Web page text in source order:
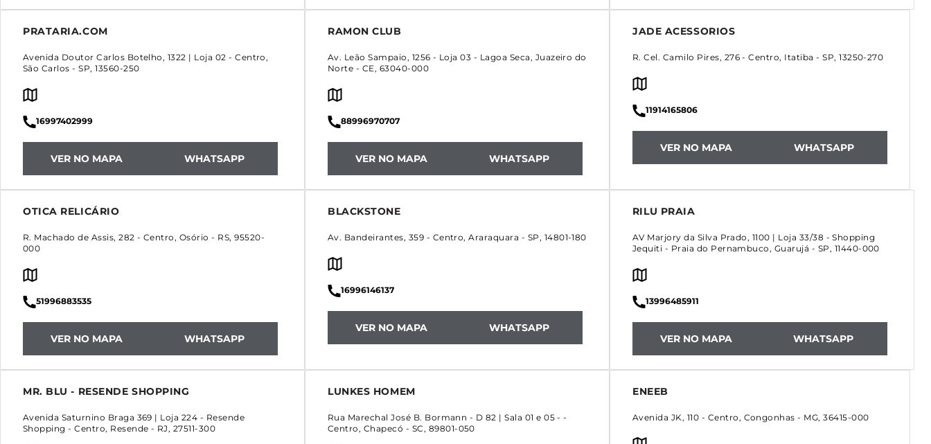
PRATARIA.COM
Avenida Doutor Carlos Botelho, 1322 | Loja 02 -Centro,
São Carlos - SP,13560-250
16997402999
VER NO MAPA WHATSAPP
RAMON CLUB
Av. Leão Sampaio, 1256 - Loja 03 - Lagoa Seca, Juazeiro do
Norte - CE, 63040-000
88996970707
VER NO MAPA WHATSAPP
JADE ACESSORIOS
R. Cel. Camilo Pires, 276 -Centro, Itatiba - SP,13250-270
11914165806
VER NO MAPA WHATSAPP
OTICA RELICÁRIO
R. Machado de Assis, 282 - Centro, Osório - RS,95520-
000
51996883535
VER NO MAPA WHATSAPP
BLACKSTONE
Av. Bandeirantes, 359 - Centro,Araraquara - SP, 14801-180
16996146137
VER NO MAPA WHATSAPP
RILU PRAIA
AV Marjory da Silva Prado, 1100 | Loja 33/38 - Shopping
Jequiti - Praia do Pernambuco, Guarujá - SP, 11440-000
13996485911
VER NO MAPA WHATSAPP
MR. BLU - RESENDE SHOPPING
Avenida Saturnino Braga 369 | Loja 224 - Resende
Shopping -Centro, Resende - RJ, 27511-300
LUNKES HOMEM
Rua Marechal José B. Bormann - D 82 | Sala 01 e 05 - -
Centro, Chapecó - SC, 89801-050
ENEEB
Avenida JK, 110 - Centro, Congonhas - MG,36415-000